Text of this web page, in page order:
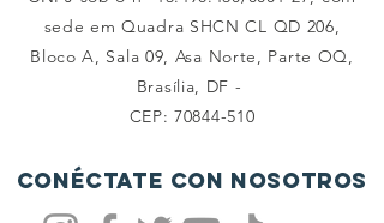
sede em Quadra SHCN CL QD 206,
Bloco A, Sala 09, Asa Norte, Parte OQ,
Brasília, DF -
CEP:70844-510
Conéctate con nosotros